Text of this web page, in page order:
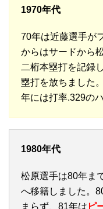
1970年代
70年は近藤選手が
からはサードから
二桁本塁打を記録
塁打を放ちました
年には打率.329の
1980年代
松原選手は80年ま
へ移籍しました。
まらず、81年は ピ